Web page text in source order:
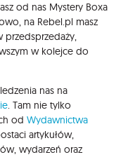
od nas Mystery Boxa
na Rebel.pl masz
przedsprzedaży,
w kolejce do
nas na
. Tam nie tylko
od Wydawnictwa
artykułów,
wydarzeń oraz